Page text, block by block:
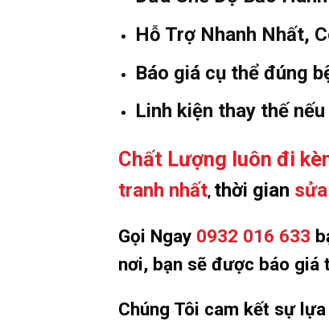
Hỗ Trợ Nhanh Nhất,
Báo giá cụ thể đúng
Linh kiện thay thế
Chất Lượng luôn đi
tranh nhất, thời gian
Gọi Ngay 0932 016 633
nơi, bạn sẽ được báo giá
Chúng Tôi cam kết sự